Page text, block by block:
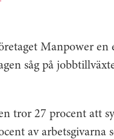
Manpower
såg på
tror 27 procent att
av